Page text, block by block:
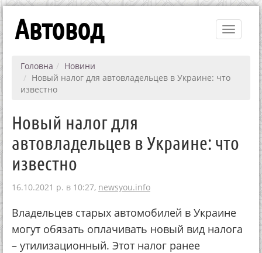
Toggle
Автовод
Головна
Новини
Новый налог для автовладельцев в Украине: что
известно
Новый налог для
автовладельцев в Украине: что
известно
16.10.2021 р. в 10:27, newsyou.info
Владельцев старых автомобилей в Украине
могут обязать оплачивать новый вид налога
– утилизационный. Этот налог ранее